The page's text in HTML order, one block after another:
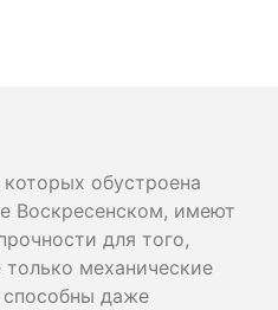
обустроена
Воскресенском, имеют
для того,
механические
способны даже